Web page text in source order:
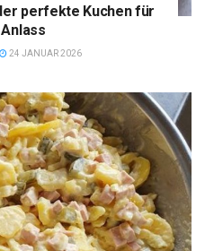
perfekte Kuchen für
24 JANUAR 2026